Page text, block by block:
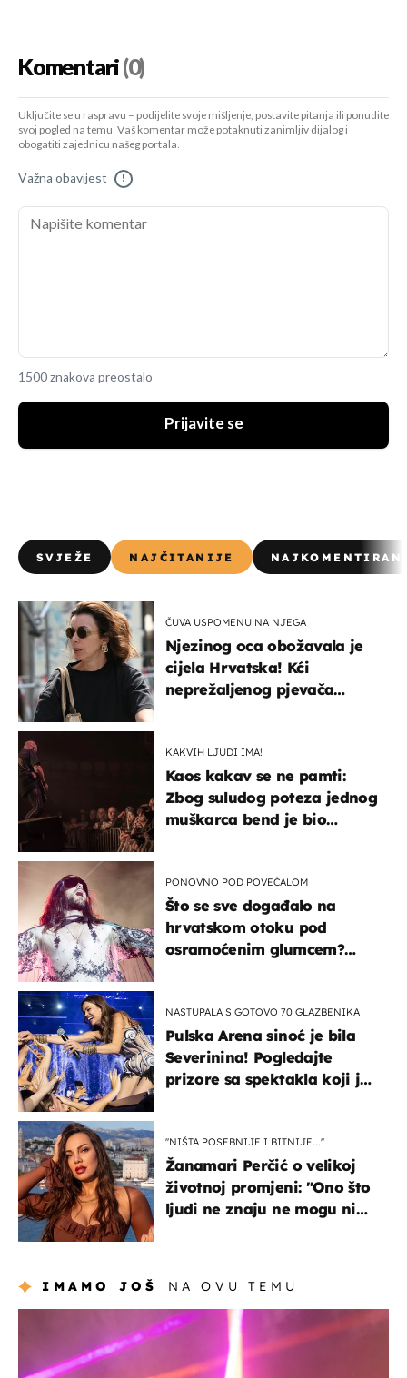
Komentari(0)
Uključite se u raspravu – podijelite svoje mišljenje, postavite pitanja ili ponudite
svoj pogled na temu. Vaš komentar može potaknuti zanimljiv dijalog i
obogatiti zajednicu našeg portala.
Važna obavijest !
1500 znakova preostalo
Prijavite se
SVJEŽE NAJČITANIJE
ČUVA USPOMENU NA NJEGA
Njezinog oca obožavala je
cijela Hrvatska! Kći
neprežaljenog pjevača
KAKVIH LJUDI IMA!
Kaos kakav se ne pamti:
Zbog suludog poteza jednog
muškarca bend je bio
PONOVNO POD POVEĆALOM
Što se sve događalo na
hrvatskom otoku pod
osramoćenim glumcem?
NASTUPALA S GOTOVO 70 GLAZBENIKA
Pulska Arena sinoć je bila
Severinina! Pogledajte
prizore sa spektakla koji je
''NIŠTA POSEBNIJE I BITNIJE...''
Žanamari Perčić o velikoj
životnoj promjeni: "Ono što
ljudi ne znaju ne mogu ni
IMAMO JOŠ NA OVU TEMU